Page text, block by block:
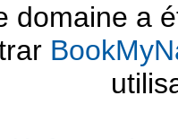
domaine a